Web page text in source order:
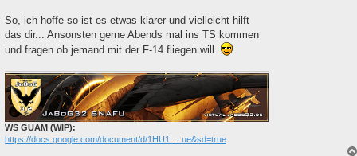
So, ich hoffe so ist es etwas klarer und vielleicht hilft
das dir... Ansonsten gerne Abends mal ins TS kommen
und fragen ob jemand mit der F-14 fliegen will.
WS GUAM (WIP):
https://docs.google.com/document/d/1HU1 ... ue&sd=true